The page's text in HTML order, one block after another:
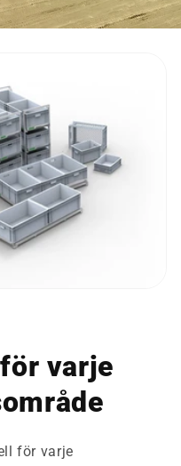
varje
för varje